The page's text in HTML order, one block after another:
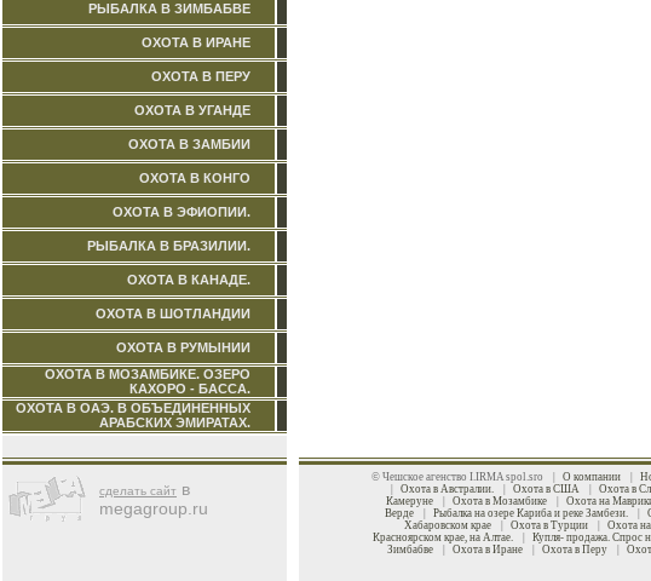
РЫБАЛКА В ЗИМБАБВЕ
ОХОТА В ИРАНЕ
ОХОТА В ПЕРУ
ОХОТА В УГАНДЕ
ОХОТА В ЗАМБИИ
ОХОТА В КОНГО
ОХОТА В ЭФИОПИИ.
РЫБАЛКА В БРАЗИЛИИ.
ОХОТА В КАНАДЕ.
ОХОТА В ШОТЛАНДИИ
ОХОТА В РУМЫНИИ
ОХОТА В МОЗАМБИКЕ. ОЗЕРО
КАХОРО - БАССА.
ОХОТА В ОАЭ. В ОБЪЕДИНЕННЫХ
АРАБСКИХ ЭМИРАТАХ.
сделать сайт в
megagroup.ru
© Чешское агенство I.IRMA spol.sro | О компании
Охота в Австралии. Охота в США Охота в
Камеруне| Охота в Мозамбике| Охота на
Верде| Рыбалка на озере Кариба и реке Замбези.|
Хабаровском крае
Охота в Турции Охота
Красноярском крае, на Алтае.
Купля- продажа. Спрос
Зимбабве| Охота в Иране| Охота в Перу|